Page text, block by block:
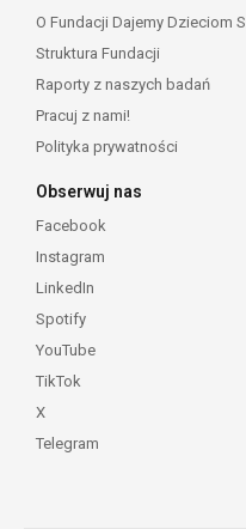
O Fundacji Dajemy Dzieciom
Struktura Fundacji
Raporty z naszych badań
Pracuj z nami!
Polityka prywatności
Obserwuj nas
Facebook
Instagram
LinkedIn
Spotify
YouTube
TikTok
X
Telegram